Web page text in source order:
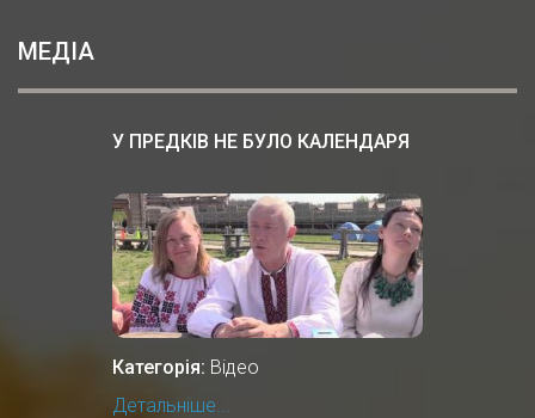
МЕДІА
У ПРЕДКІВ НЕ БУЛО КАЛЕНДАРЯ
Категорія: Відео
Детальніше...